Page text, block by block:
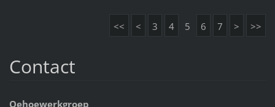
<< < 3 4 5 6 7 > >>
Contact
Oehoewerkgroep